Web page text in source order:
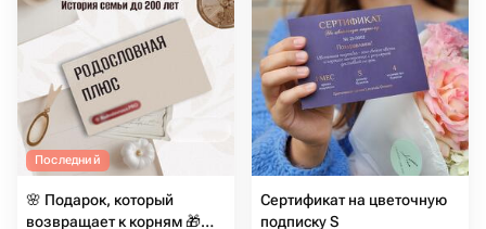
Последний
🌸 Подарок, который
возвращает к корням 🎁
Сертификат на цветочную
подписку S